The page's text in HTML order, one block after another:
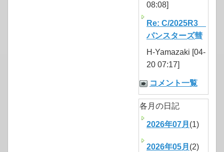
08:08]
Re: C/2025R3
パンスターズ彗
H-Yamazaki [04-
20 07:17]
コメント一覧
各月の日記
2026年07月 (1)
2026年05月 (2)